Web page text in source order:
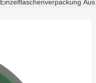
Einzelflaschenverpackung